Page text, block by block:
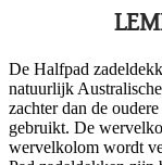
De Halfpad
natuurlijk
zachter dan de
gebruikt. De
wervelkolom wordt